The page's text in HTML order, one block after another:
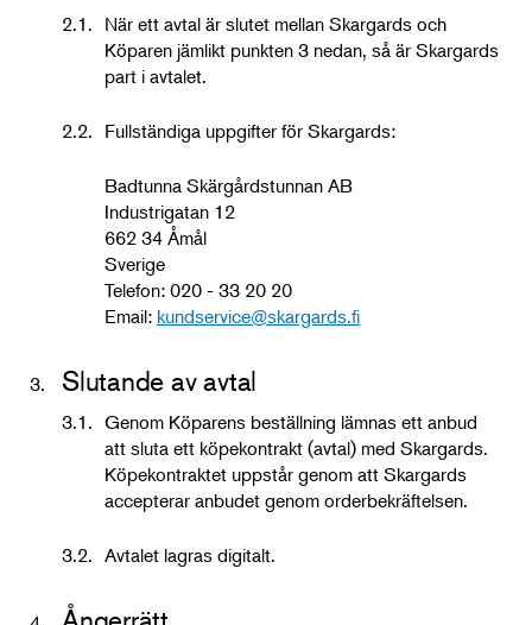
2.1. När ett avtal är slutet mellan Skargards och
Köparen jämlikt punkten 3 nedan, så är Skargards
part i avtalet.
2.2. Fullständiga uppgifter för Skargards:
Badtunna Skärgårdstunnan AB
Industrigatan 12
662 34 Åmål
Sverige
Telefon: 020 - 33 20 20
Email: kundservice@skargards.fi
3. Slutande av avtal
3.1. Genom Köparens beställning lämnas ett anbud
att sluta ett köpekontrakt (avtal) med Skargards.
Köpekontraktet uppstår genom att Skargards
accepterar anbudet genom orderbekräftelsen.
3.2. Avtalet lagras digitalt.